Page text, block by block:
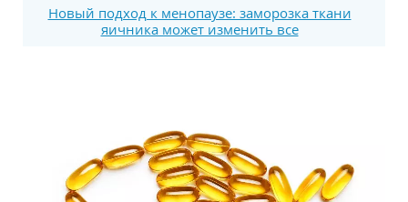
Новый подход к менопаузе: заморозка ткани
яичника может изменить все